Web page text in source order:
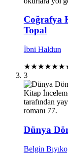
Coğrafya
Topal
İbni Haldun
★★★★★
3
Kitap
tarafından
romanı 77.
Dünya
Belgin